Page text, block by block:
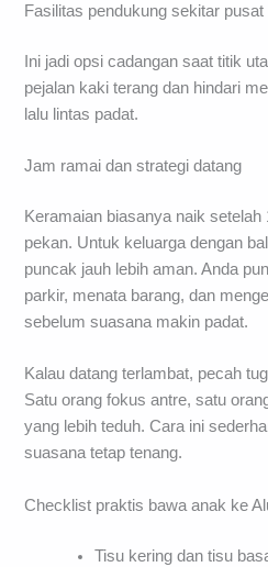
Fasilitas pendukung sekitar pusat
Ini jadi opsi cadangan saat titik
pejalan kaki terang dan hindari
lalu lintas padat.
Jam ramai dan strategi datang
Keramaian biasanya naik
pekan. Untuk keluarga dengan
puncak jauh lebih aman. Anda
parkir, menata barang, dan
sebelum suasana makin padat.
Kalau datang terlambat, pecah
Satu orang fokus antre, satu
yang lebih teduh. Cara ini
suasana tetap tenang.
Checklist praktis bawa anak ke
Tisu kering dan tisu